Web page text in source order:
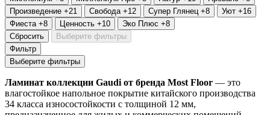
Произведение +21 Свобода +12 Супер Глянец +8 Уют +16
Фиеста +8 Ценность +10 Эко Плюс +8
Сбросить
Выберите фильтры
Фильтр
Выберите фильтры
Ламинат коллекции Gaudi от бренда Most Floor — это
влагостойкое напольное покрытие китайского производства
34 класса износостойкости с толщиной 12 мм,